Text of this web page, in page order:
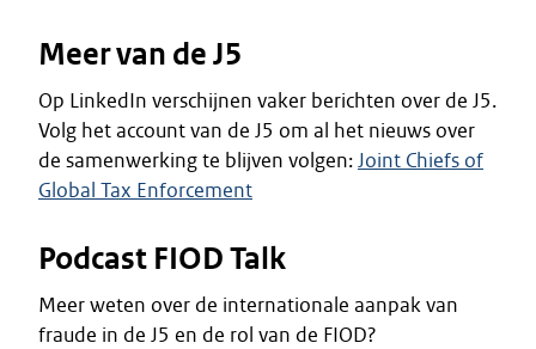
Meer van de J5
Op LinkedIn verschijnen vaker berichten over de J5.
Volg het account van de J5 om al het nieuws over
de samenwerking te blijven volgen:Joint Chiefs of
Global Tax Enforcement
Podcast FIOD Talk
Meer weten over de internationale aanpak van
fraude in de J5 en de rol van de FIOD?